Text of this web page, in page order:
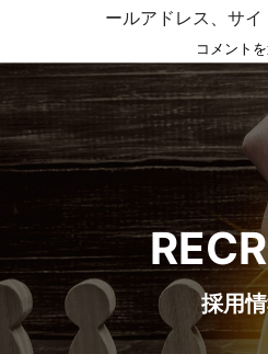
ールアドレス、サイ
採用